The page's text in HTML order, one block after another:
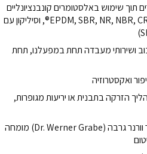
תוך שימוש באלסטומרים קונבנציונליים
ומתקדמים: חומרים EPDM, SBR, NR, NBR, CR, Viton®, וסיליקון עם
ושירותי מעבדה תחת במפעלנו, תחת
ואקסטרוזיה
הזרקה בתבנית או יריעות מגופרות,
שיתוף פעולה ופיתוח עם ד"ר וורנר גרבה (Dr. Werner Grabe) מומחה